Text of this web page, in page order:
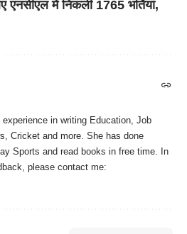
एनसीएल में निकली 1765 भर्तियां,
in writing Education, Job
Cricket and more. She has done
Sports and read books in free time. In
please contact me: